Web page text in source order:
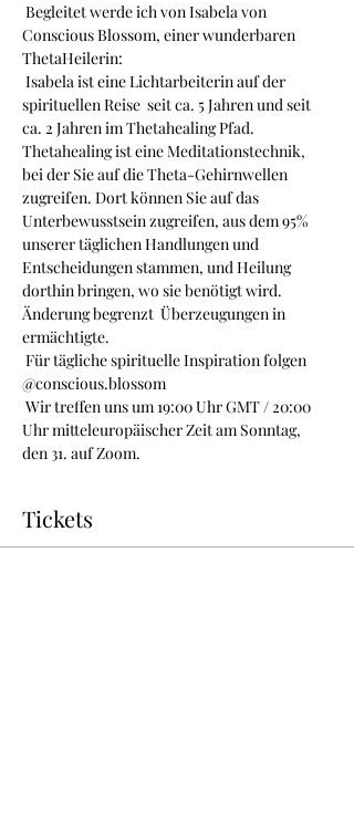
Conscious Blossom, einer wunderbaren
ThetaHeilerin:
spirituellen Reise  seit ca. 5 Jahren und seit
ca. 2 Jahren im Thetahealing Pfad.
Thetahealing ist eine Meditationstechnik,
bei der Sie auf die Theta-Gehirnwellen
zugreifen. Dort können Sie auf das
Unterbewusstsein zugreifen, aus dem 95%
unserer täglichen Handlungen und
Entscheidungen stammen, und Heilung
dorthin bringen, wo sie benötigt wird.
Änderung begrenzt  Überzeugungen in
ermächtigte.
@conscious.blossom
Uhr mitteleuropäischer Zeit am Sonntag,
den 31. auf Zoom.
Tickets